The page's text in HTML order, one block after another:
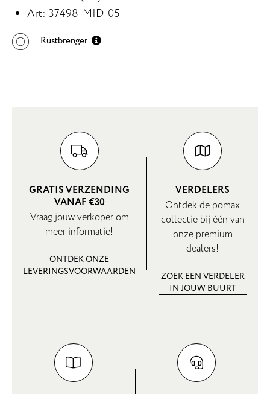
Art: 37498-MID-05
Rustbrenger
GRATIS VERZENDING
VANAF €30
Vraag jouw verkoper om
meer informatie!
ONTDEK ONZE
LEVERINGSVOORWAARDEN
VERDELERS
Ontdek de pomax
collectie bij één van
onze premium
dealers!
ZOEK EEN VERDELER
IN JOUW BUURT